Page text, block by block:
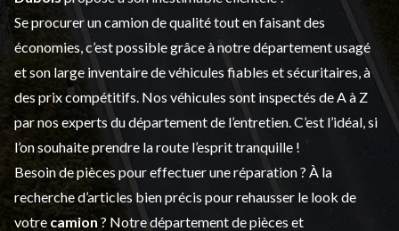
Se procurer un camion de qualité tout en faisant des
économies, c’est possible grâce à notredépartement usagé
et son large inventaire de véhicules fiables et sécuritaires, à
des prix compétitifs. Nos véhicules sont inspectés de A à Z
par nos experts du département de l’entretien . C’est l’idéal, si
l’on souhaite prendre la route l’esprit tranquille !
Besoin de pièces pour effectuer une réparation ? À la
recherche d’articles bien précis pour rehausser le look de
votre camion ? Notre département depièces et